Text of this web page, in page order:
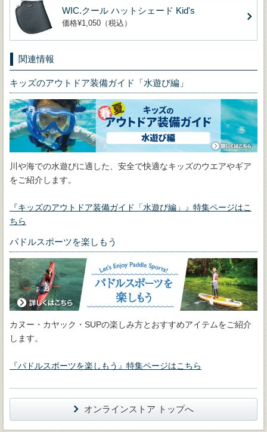
WIC.クール ハットシェード Kid's
価格¥1,050（税込）
関連情報
キッズのアウトドア装備ガイド「水遊び編」
川や海での水遊びに適した、安全で快適なキッズのウエアやギア
をご紹介します。
『キッズのアウトドア装備ガイド「水遊び編」』特集ページはこ
ちら
パドルスポーツを楽しもう
カヌー・カヤック・SUPの楽しみ方とおすすめアイテムをご紹介
します。
『パドルスポーツを楽しもう』特集ページはこちら
オンラインストア トップへ